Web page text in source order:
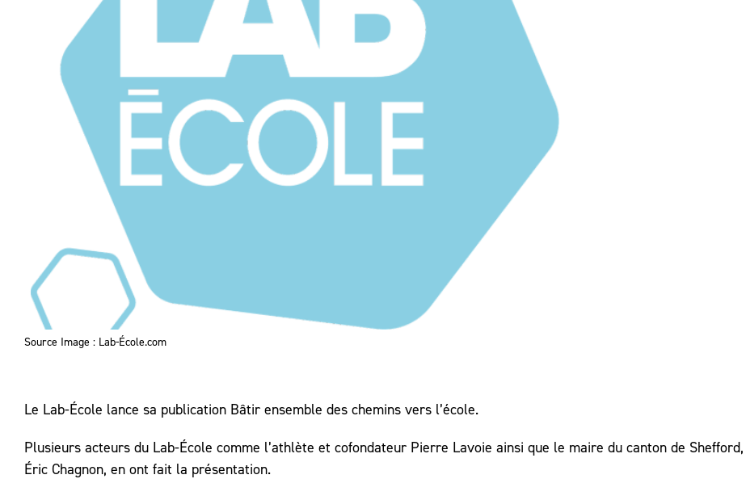
Source Image : Lab-École.com
Le Lab-École lance sa publication Bâtir ensemble des chemins vers l’école.
Plusieurs acteurs du Lab-École comme l’athlète et cofondateur Pierre Lavoie ainsi que le maire du canton de Shefford,
Éric Chagnon, en ont fait la présentation.